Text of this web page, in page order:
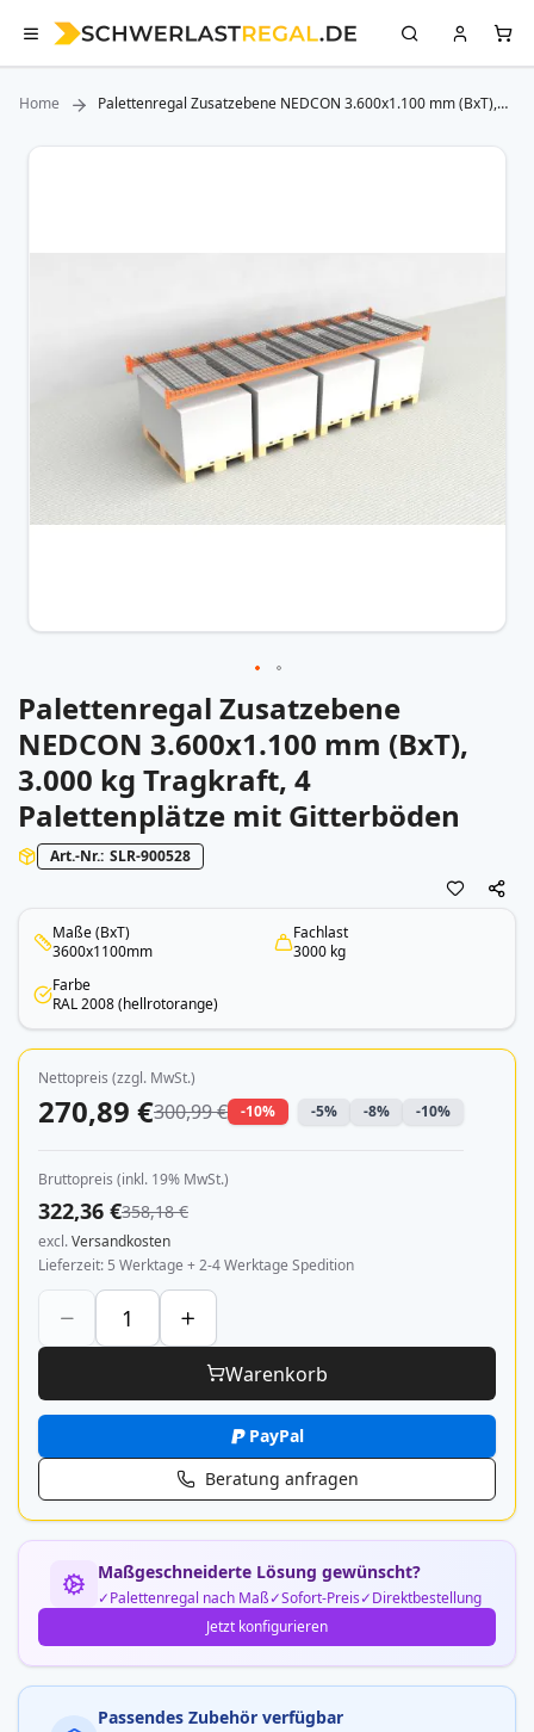
Home
Palettenregal Zusatzebene NEDCON 3.600x1.100 mm (BxT),
Zum
Zum
Anfang
der
Bildergalerie
springen
Palettenregal Zusatzebene
NEDCON 3.600x1.100 mm (BxT),
3.000 kg Tragkraft, 4
Palettenplätze mit Gitterböden
Art.-Nr. SLR-900528
Maße (BxT)
3600x1100mm
Fachlast
3000 kg
Farbe
RAL 2008 (hellrotorange)
Nettopreis (zzgl. MwSt.)
270,89 €300,99 € -10% -5% -8% -10%
Bruttopreis (inkl. 19% MwSt.)
322,36 €358,18 €
excl.Versandkosten
Lieferzeit 5 Werktage + 2-4 Werktage Spedition
Warenkorb
PayPal
Beratung anfragen
Maßgeschneiderte Lösung gewünscht?
Palettenregal nach Maß Sofort-Preis
Direktbestellung
Jetzt konfigurieren
Passendes Zubehör verfügbar